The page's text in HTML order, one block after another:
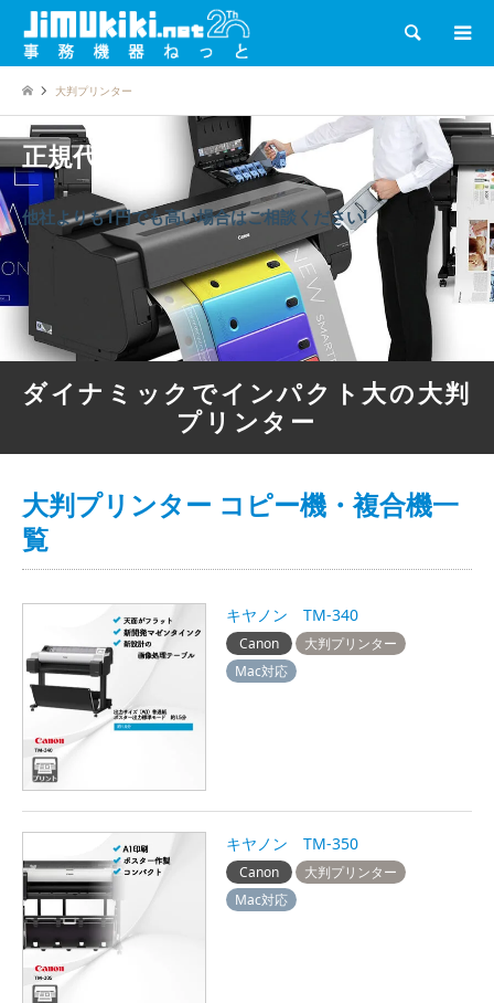
検索
大判プリンター
正規代理店
他社よりも1円でも高い場合はご相談ください!
ダイナミックでインパクト大の大判
プリンター
大判プリンター コピー機・複合機一
覧
キヤノン TM-340
Canon
大判プリンター
Mac対応
キヤノン TM-350
Canon
大判プリンター
Mac対応